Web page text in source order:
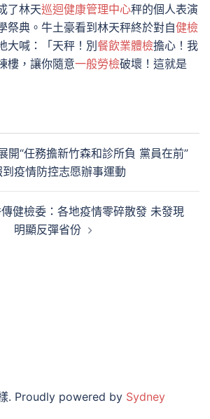
了林天巡迴健康管理中心秤的個人表演
祭典。牛土豪看到林天秤終於對自健檢
大喊：「天秤！別 餐飲業體檢擔心！我
樓，讓你隨意一般勞檢破壞！這就是
開“任務擔新竹森和診所負 黨員在前”
到疫情防控志愿辦事運動
健檢委：各地疫情零碎散發 未發現
明顯反彈省份
. Proudly powered by Sydney